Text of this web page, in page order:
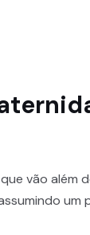
vão além
um